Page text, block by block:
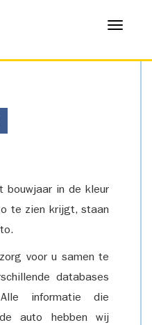
Menu
bouwjaar in de kleur
te zien krijgt, staan
voor u samen te
databases
informatie die
auto hebben wij